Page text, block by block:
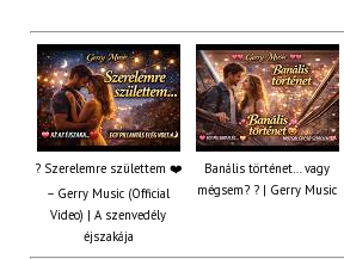
? Szerelemre születtem ❤️
– Gerry Music (Official
Video) | A szenvedély
éjszakája
Banális történet… vagy
mégsem? ? | Gerry Music